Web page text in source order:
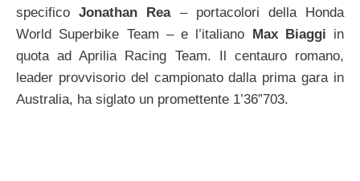
specificoJonathan Rea– portacolori della Honda
World Superbike Team – e l’italiano
Max Biaggi in
quota ad Aprilia Racing Team. Il centauro romano,
leader provvisorio del campionato dalla prima gara in
Australia, ha siglato un promettente 1’36”703.